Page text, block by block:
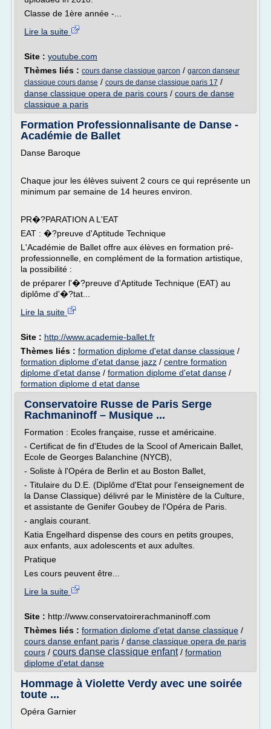
Classe de 1ère année -...
Lire la suite
Site : youtube.com
Thèmes liés : cours danse classique garcon / garcon danseur
classique cours danse / cours de danse classique paris 17 /
danse classique opera de paris cours / cours de danse
classique a paris
Formation Professionnalisante de Danse -
Académie de Ballet
Danse Baroque
Chaque jour les élèves suivent 2 cours ce qui représente un
minimum par semaine de 14 heures environ.
PR�?PARATION A L'EAT
EAT : �?preuve d'Aptitude Technique
L'Académie de Ballet offre aux élèves en formation pré-
professionnelle, en complément de la formation artistique,
la possibilité :
de préparer l'�?preuve d'Aptitude Technique (EAT) au
diplôme d'�?tat...
Lire la suite
Site : http://www.academie-ballet.fr
Thèmes liés : formation diplome d'etat danse classique /
formation diplome d'etat danse jazz / centre formation
diplome d'etat danse / formation diplome d'etat danse /
formation diplome d etat danse
Conservatoire Russe de Paris Serge
Rachmaninoff – Musique ...
Formation : Ecoles française, russe et américaine.
- Certificat de fin d'Etudes de la Scool of Americain Ballet,
Ecole de Georges Balanchine (NYCB),
- Soliste à l'Opéra de Berlin et au Boston Ballet,
- Titulaire du D.E. (Diplôme d'Etat pour l'enseignement de
la Danse Classique) délivré par le Ministère de la Culture,
et assistante de Genifer Goubey de l'Opéra de Paris.
- anglais courant.
Katia Engelhard dispense des cours en petits groupes,
aux enfants, aux adolescents et aux adultes.
Pratique
Les cours peuvent être...
Lire la suite
Site : http://www.conservatoirerachmaninoff.com
Thèmes liés : formation diplome d'etat danse classique /
cours danse enfant paris / danse classique opera de paris
cours / cours danse classique enfant/ formation
diplome d'etat danse
Hommage à Violette Verdy avec une soirée
toute ...
Opéra Garnier